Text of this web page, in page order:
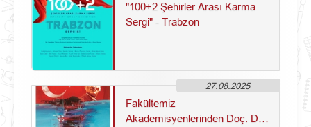
"100+2 Şehirler Arası Karma
Sergi" - Trabzon
27.08.2025
Fakültemiz
Akademisyenlerinden Doç. Dr.